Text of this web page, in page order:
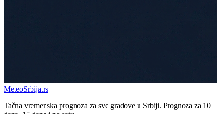
MeteoSrbija.rs
Tačna vremenska prognoza za sve gradove u Srbiji. Prognoza za 10